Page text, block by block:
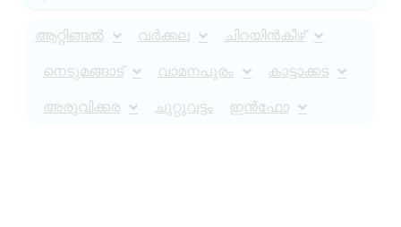
ആറ്റിങ്ങൽ വർക്കല ചിറയിൻകീഴ്
നെടുമങ്ങാട് വാമനപുരം കാട്ടാക്കട
അരുവിക്കര ചുറ്റുവട്ടം ഇൻഫോ